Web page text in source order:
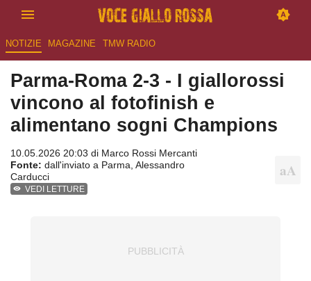
NOTIZIE MAGAZINE TMW RADIO
Parma-Roma 2-3 - I giallorossi
vincono al fotofinish e
alimentano sogni Champions
10.05.2026 20:03 di Marco Rossi Mercanti
Fonte: dall'inviato a Parma, Alessandro
Carducci
VEDI LETTURE